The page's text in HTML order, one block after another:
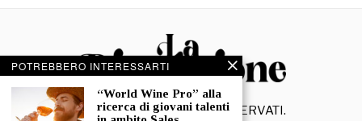
© 2026- TUTTI I DIRITTI RISERVATI.
POTREBBERO INTERESSARTI
“World Wine Pro” alla
ricerca di giovani talenti